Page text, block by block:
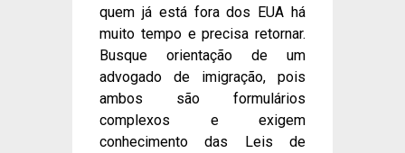
quem já está fora dos EUA há
muito tempo e precisa retornar.
Busque orientação de um
advogado de imigração, pois
ambos são formulários
complexos e exigem
conhecimento das Leis de